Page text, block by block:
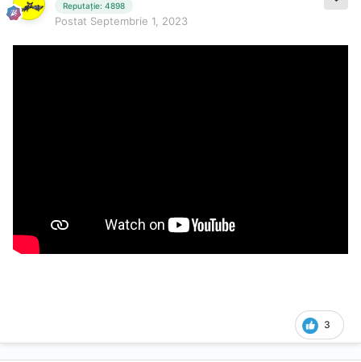
Reputație: 4898
Postat Septembrie 1, 2023
3